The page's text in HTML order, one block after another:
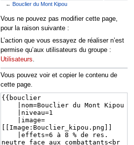
←Bouclier du Mont Kipou
Aller
à
la
navigation
Aller
à
la
recherche
Vous ne pouvez pas modifier cette page,
pour la raison suivante :
L’action que vous essayez de réaliser n’est
permise qu’aux utilisateurs du groupe :
Utilisateurs.
Vous pouvez voir et copier le contenu de
cette page.